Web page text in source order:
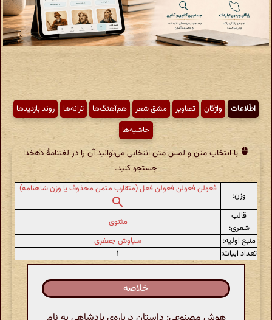
اطّلاعات واژگان تصاویر مشق شعر هم‌آهنگ‌ها ترانه‌ها
روند بازدیدها
حاشیه‌ها
با انتخاب متن و لمس متن انتخابی می‌توانید آن را در لغتنامهٔ دهخدا
جستجو کنید.
وزن:
فعولن فعولن فعولن فعل (متقارب مثمن محذوف یا وزن شاهنامه)
قالب
شعری:
مثنوی
منبع اولیه:
سیاوش جعفری
تعداد ابیات:
۱
خلاصه